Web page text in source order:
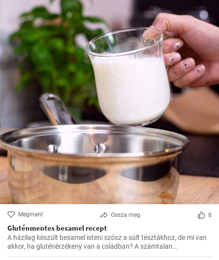
Megment Ossza meg 8
Gluténmentes besamel recept
A házilag készült besamel isteni szósz a sült tésztákhoz, de mi van
akkor, ha gluténérzékeny van a csládban? A számtalan
gluténmentes változat közül nekem eddig ez vált be a legjobban,